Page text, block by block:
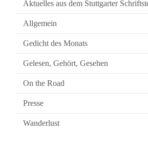
Aktuelles aus dem Stuttgarter
Allgemein
Gedicht des Monats
Gelesen, Gehört, Gesehen
On the Road
Presse
Wanderlust